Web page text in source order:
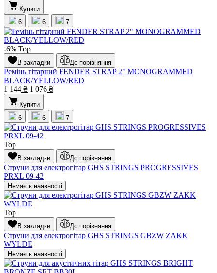
Купити
6
6 7
-6% Top
В закладки До порівняння
Ремінь гітарний FENDER STRAP 2" MONOGRAMMED
BLACK/YELLOW/RED
1 144 ₴ 1 076 ₴
Купити
6
6 7
Top
В закладки До порівняння
Струни для електрогітар GHS STRINGS PROGRESSIVES
PRXL 09-42
Немає в наявності
Top
В закладки До порівняння
Струни для електрогітар GHS STRINGS GBZW ZAKK
WYLDE
Немає в наявності